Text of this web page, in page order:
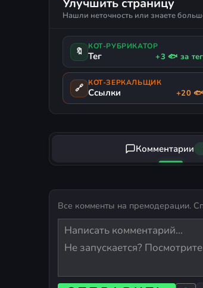
Улучшить страницу
Нашли неточность или знаете
🔖 КОТ-РУБРИКАТОР
Тег +3 🐟 за тег
🔗 КОТ-ЗЕРКАЛЬЩИК
Ссылки +20 🐟
Комментарии
Все комменты на премодерации.